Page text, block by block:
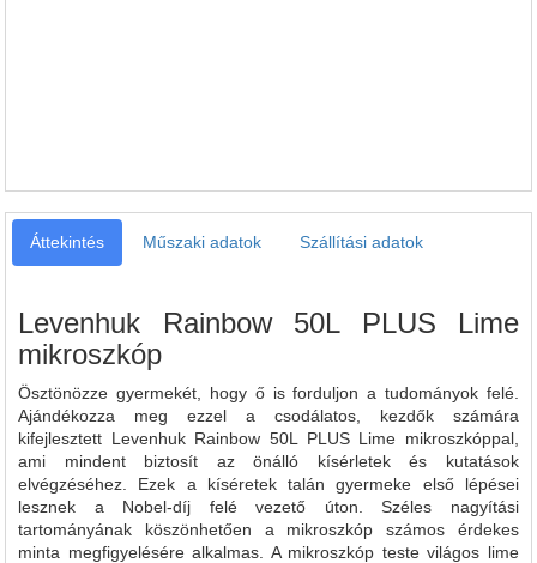
Áttekintés Műszaki adatok Szállítási adatok
Levenhuk Rainbow 50L PLUS Lime
mikroszkóp
Ösztönözze gyermekét, hogy ő is forduljon a tudományok felé.
Ajándékozza meg ezzel a csodálatos, kezdők számára
kifejlesztett Levenhuk Rainbow 50L PLUS Lime mikroszkóppal,
ami mindent biztosít az önálló kísérletek és kutatások
elvégzéséhez. Ezek a kíséretek talán gyermeke első lépései
lesznek a Nobel-díj felé vezető úton. Széles nagyítási
tartományának köszönhetően a mikroszkóp számos érdekes
minta megfigyelésére alkalmas. A mikroszkóp teste világos lime